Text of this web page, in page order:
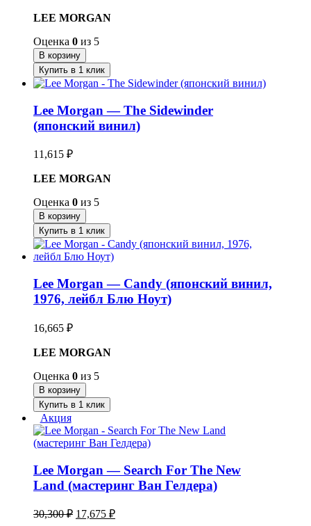
LEE MORGAN
Оценка 0 из 5
В корзину
Купить в 1 клик
Lee Morgan — The Sidewinder
(японский винил)
11,615 ₽
LEE MORGAN
Оценка 0 из 5
В корзину
Купить в 1 клик
Lee Morgan — Candy (японский винил,
1976, лейбл Блю Ноут)
16,665 ₽
LEE MORGAN
Оценка 0 из 5
В корзину
Купить в 1 клик
Акция
Lee Morgan — Search For The New
Land (мастеринг Ван Гелдера)
30,300₽ Первоначальная
17,675 ₽Текущая